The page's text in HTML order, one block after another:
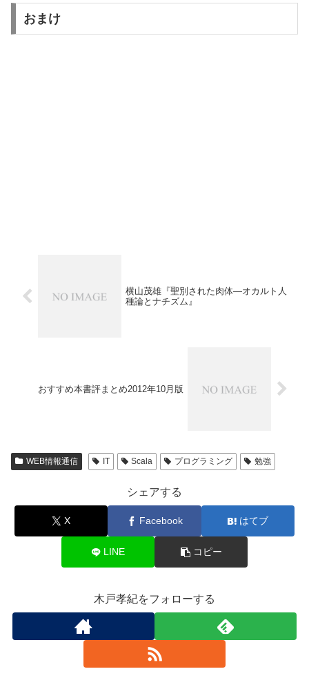
おまけ
横山茂雄『聖別された肉体―オカルト人
種論とナチズム』
おすすめ本書評まとめ2012年10月版
WEB情報通信 IT Scala プログラミング 勉強
シェアする
X Facebook はてブ
LINE コピー
木戸孝紀をフォローする